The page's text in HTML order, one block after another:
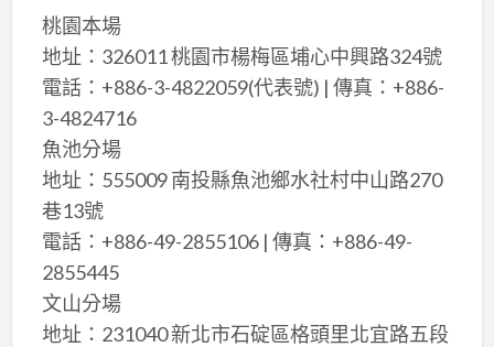
桃園本場
地址：326011 桃園市楊梅區埔心中興路324號
電話：+886-3-4822059(代表號) | 傳真：+886-
3-4824716
魚池分場
地址：555009 南投縣魚池鄉水社村中山路270
巷13號
電話：+886-49-2855106 | 傳真：+886-49-
2855445
文山分場
地址：231040 新北市石碇區格頭里北宜路五段